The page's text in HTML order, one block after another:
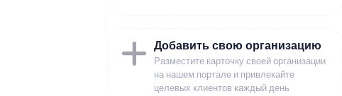
Добавить свою организацию
Разместите карточку своей организации
на нашем портале и привлекайте
целевых клиентов каждый день